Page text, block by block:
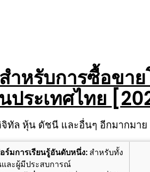
หรับการซื้อขา
ประเทศไทย
ทัล หุ้น ดัชนี และอื่นๆ อีกมากมาย
ร์มการเรียนรู้อันดับหนึ่ง: สำหรับทั้ง
และผู้มีประสบการณ์